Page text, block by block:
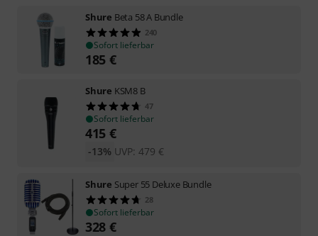
Shure Beta 58 A Bundle
240
Sofort lieferbar
185 €
Shure KSM8 B
47
Sofort lieferbar
415 €
UVP: 479 €
-13%
Shure Super 55 Deluxe Bundle
28
Sofort lieferbar
328 €